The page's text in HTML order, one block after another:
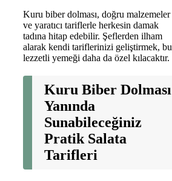
Kuru biber dolması, doğru malzemeler
ve yaratıcı tariflerle herkesin damak
tadına hitap edebilir. Şeflerden ilham
alarak kendi tariflerinizi geliştirmek, bu
lezzetli yemeği daha da özel kılacaktır.
Kuru Biber Dolması
Yanında
Sunabileceğiniz
Pratik Salata
Tarifleri